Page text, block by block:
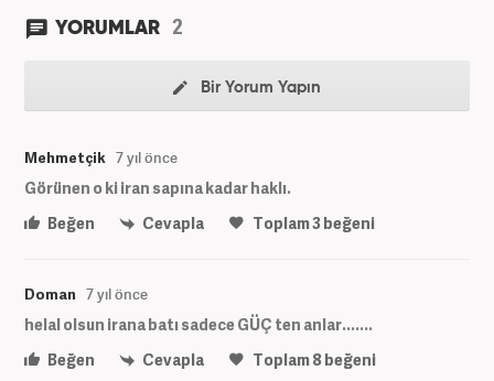
YORUMLAR 2
Bir Yorum Yapın
Mehmetçik 7 yıl önce
Görünen o ki iran sapına kadar haklı.
Beğen
Cevapla Toplam3beğeni
Doman 7 yıl önce
helal olsun irana batı sadece GÜÇ ten anlar.......
Beğen
Cevapla Toplam8beğeni